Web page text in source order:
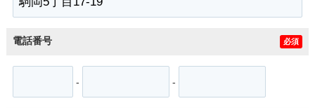
電話番号 必須
- -